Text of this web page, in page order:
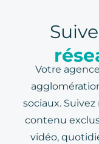
Votre
sociaux.
contenu
vidéo,